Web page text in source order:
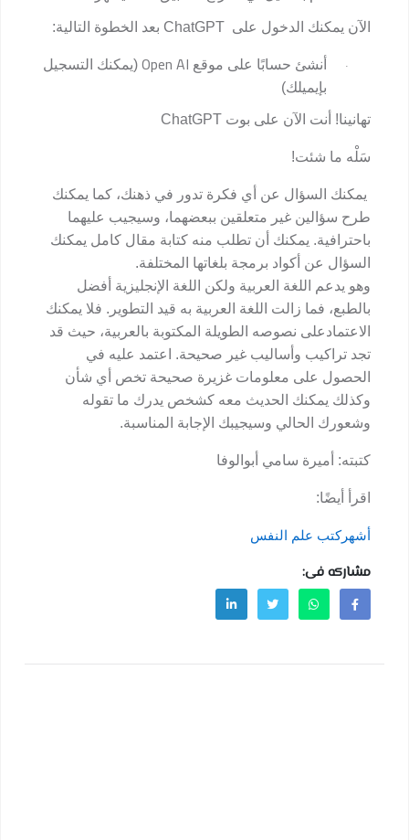
الآن يمكنك الدخول على ChatGPT بعد الخطوة التالية:
· أنشئ حسابًا على موقع Open AI(يمكنك التسجيل
بإيميلك)
تهانينا! أنت الآن على بوت ChatGPT
سَلْه ما شئت!
يمكنك السؤال عن أي فكرة تدور في ذهنك، كما يمكنك
طرح سؤالين غير متعلقين ببعضهما، وسيجيب عليهما
باحترافية. يمكنك أن تطلب منه كتابة مقال كامل يمكنك
السؤال عن أكواد برمجة بلغاتها المختلفة.
وهو يدعم اللغة العربية ولكن اللغة الإنجليزية أفضل
بالطبع، فما زالت اللغة العربية به قيد التطوير. فلا يمكنك
الاعتمادعلى نصوصه الطويلة المكتوبة بالعربية، حيث قد
تجد تراكيب وأساليب غير صحيحة. اعتمد عليه في
الحصول على معلومات غزيرة صحيحة تخص أي شأن
وكذلك يمكنك الحديث معه كشخص يدرك ما تقوله
وشعورك الحالي وسيجيبك الإجابة المناسبة.
كتبته: أميرة سامي أبوالوفا
اقرأ أيضًا:
أشهركتب علم النفس
مشاركه فى: